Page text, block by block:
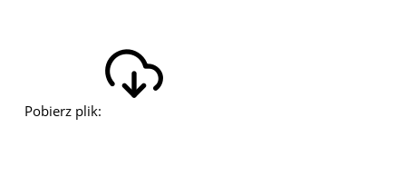
Pobierz plik: